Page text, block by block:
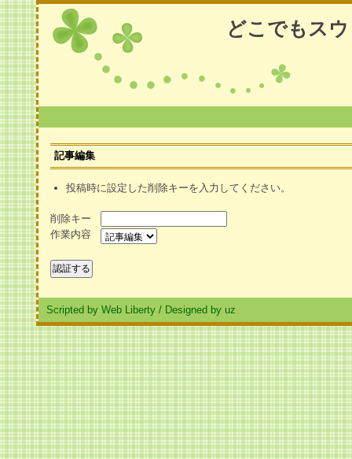
どこでもス
記事編集
投稿時に設定した削除キーを入力してください。
削除キー
作業内容
Scripted by Web Liberty / Designed by uz